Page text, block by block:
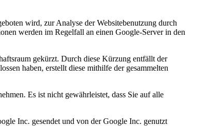
wird, zur Analyse der Websitebenutzung durch
werden im Regelfall an einen Google-Server in den
gekürzt. Durch diese Kürzung entfällt der
haben, erstellt diese mithilfe der gesammelten
Es ist nicht gewährleistet, dass Sie auf alle
Inc. gesendet und von der Google Inc. genutzt